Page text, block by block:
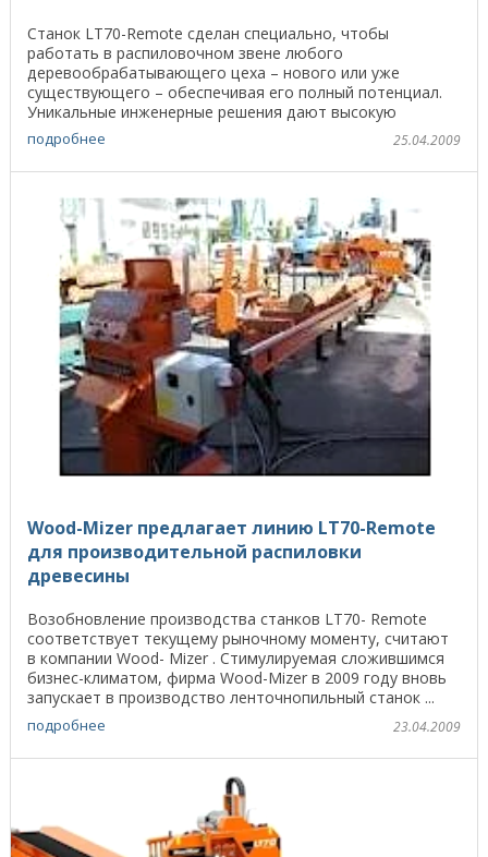
Станок LT70-Remote сделан специально, чтобы
работать в распиловочном звене любого
деревообрабатывающего цеха – нового или уже
существующего – обеспечивая его полный потенциал.
Уникальные инженерные решения дают высокую
производительность, точность ...
подробнее 25.04.2009
Wood-Mizer предлагает линию LT70-Remote
для производительной распиловки
древесины
Возобновление производства станков LT70- Remote
соответствует текущему рыночному моменту, считают
в компании Wood- Mizer . Стимулируемая сложившимся
бизнес-климатом, фирма Wood-Mizer в 2009 году вновь
запускает в производство ленточнопильный станок ...
подробнее 23.04.2009